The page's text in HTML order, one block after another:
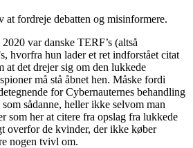
at fordreje debatten og misinformere.
var danske TERF’s (altså
hvorfra hun lader et ret indforstået citat
det drejer sig om den lukkede
må stå åbnet hen. Måske fordi
for Cybernauternes behandling
sådanne, heller ikke selvom man
som her at citere fra opslag fra lukkede
overfor de kvinder, der ikke køber
nogen tvivl om.